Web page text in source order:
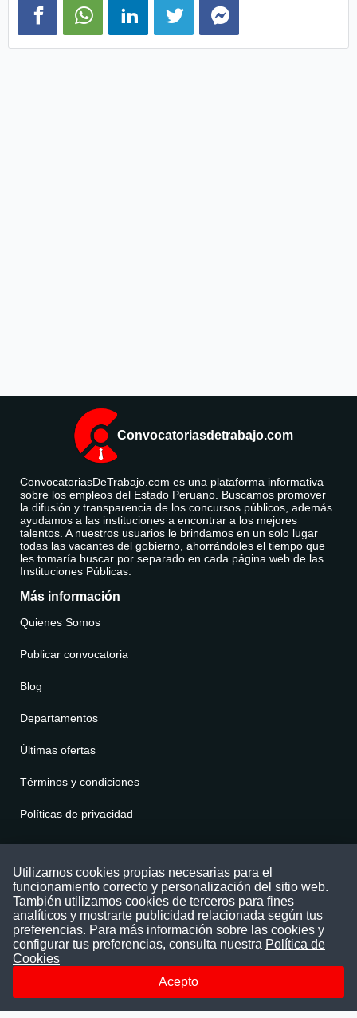
Convocatoriasdetrabajo.com
ConvocatoriasDeTrabajo.com es una plataforma informativa
sobre los empleos del Estado Peruano. Buscamos promover
la difusión y transparencia de los concursos públicos, además
ayudamos a las instituciones a encontrar a los mejores
talentos. A nuestros usuarios le brindamos en un solo lugar
todas las vacantes del gobierno, ahorrándoles el tiempo que
les tomaría buscar por separado en cada página web de las
Instituciones Públicas.
Más información
Quienes Somos
Publicar convocatoria
Blog
Departamentos
Últimas ofertas
Términos y condiciones
Políticas de privacidad
Puede comunicarse con nosotros a través
nuestras redes sociales o del correo:
contacto@convocatoriasdetrabajo.com
Siguenos en:
Utilizamos cookies propias necesarias para el
funcionamiento correcto y personalización del sitio web.
También utilizamos cookies de terceros para fines
analíticos y mostrarte publicidad relacionada según tus
preferencias. Para más información sobre las cookies y
configurar tus preferencias, consulta nuestra Política de
Cookies
Acepto